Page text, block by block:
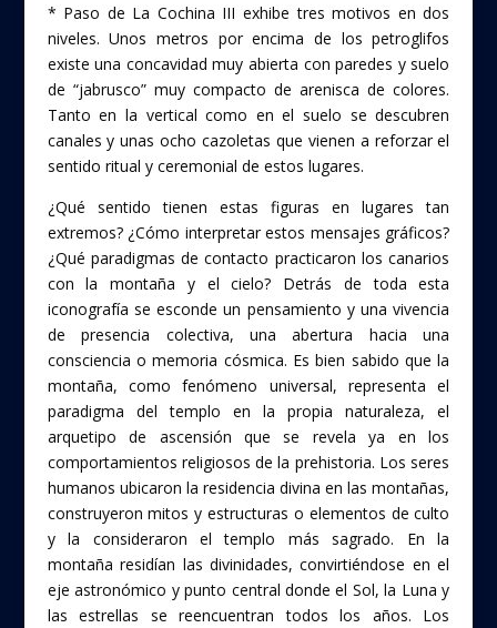
* Paso de La Cochina III exhibe tres motivos en dos
niveles. Unos metros por encima de los petroglifos
existe una concavidad muy abierta con paredes y suelo
de “jabrusco” muy compacto de arenisca de colores.
Tanto en la vertical como en el suelo se descubren
canales y unas ocho cazoletas que vienen a reforzar el
sentido ritual y ceremonial de estos lugares.
¿Qué sentido tienen estas figuras en lugares tan
extremos? ¿Cómo interpretar estos mensajes gráficos?
¿Qué paradigmas de contacto practicaron los canarios
con la montaña y el cielo? Detrás de toda esta
iconografía se esconde un pensamiento y una vivencia
de presencia colectiva, una abertura hacia una
consciencia o memoria cósmica. Es bien sabido que la
montaña, como fenómeno universal, representa el
paradigma del templo en la propia naturaleza, el
arquetipo de ascensión que se revela ya en los
comportamientos religiosos de la prehistoria. Los seres
humanos ubicaron la residencia divina en las montañas,
construyeron mitos y estructuras o elementos de culto
y la consideraron el templo más sagrado. En la
montaña residían las divinidades, convirtiéndose en el
eje astronómico y punto central donde el Sol, la Luna y
las estrellas se reencuentran todos los años. Los